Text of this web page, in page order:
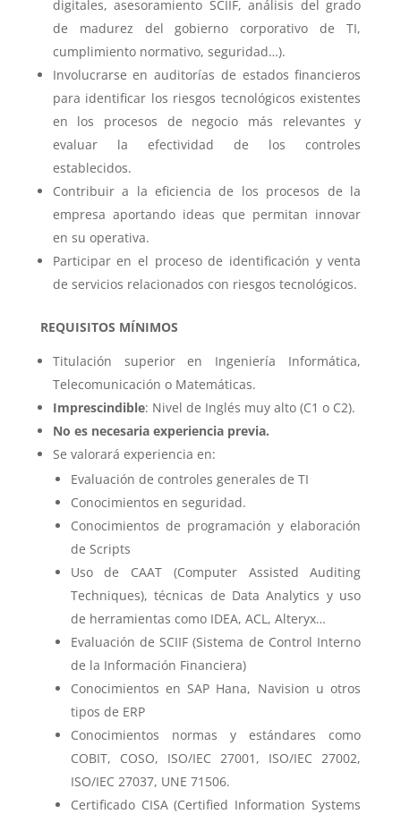
digitales, asesoramiento SCIIF, análisis del grado
de madurez del gobierno corporativo de TI,
cumplimiento normativo, seguridad…).
Involucrarse en auditorías de estados financieros
para identificar los riesgos tecnológicos existentes
en los procesos de negocio más relevantes y
evaluar la efectividad de los controles
establecidos.
Contribuir a la eficiencia de los procesos de la
empresa aportando ideas que permitan innovar
en su operativa.
Participar en el proceso de identificación y venta
de servicios relacionados con riesgos tecnológicos.
REQUISITOS MÍNIMOS
Titulación superior en Ingeniería Informática,
Telecomunicación o Matemáticas.
Imprescindible: Nivel de Inglés muy alto (C1 o C2).
No es necesaria experiencia previa.
Se valorará experiencia en:
Evaluación de controles generales de TI
Conocimientos en seguridad.
Conocimientos de programación y elaboración
de Scripts
Uso de CAAT (Computer Assisted Auditing
Techniques), técnicas de Data Analytics y uso
de herramientas como IDEA, ACL, Alteryx…
Evaluación de SCIIF (Sistema de Control Interno
de la Información Financiera)
Conocimientos en SAP Hana, Navision u otros
tipos de ERP
Conocimientos normas y estándares como
COBIT, COSO, ISO/IEC 27001, ISO/IEC 27002,
ISO/IEC 27037, UNE 71506.
Certificado CISA (Certified Information Systems